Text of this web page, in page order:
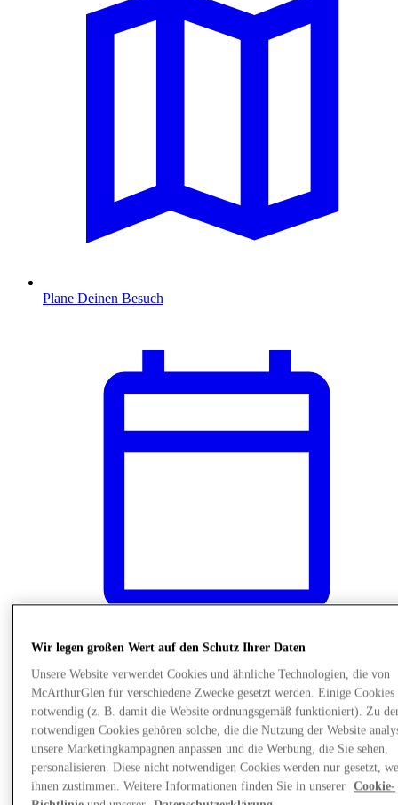
Plane Deinen Besuch
News
Wir legen großen Wert auf den Schutz Ihrer Daten
Unsere Website verwendet Cookies und ähnliche Technologien, die von
McArthurGlen für verschiedene Zwecke gesetzt werden. Einige Cookies
notwendig (z. B. damit die Website ordnungsgemäß funktioniert). Zu
notwendigen Cookies gehören solche, die die Nutzung der Website
unsere Marketingkampagnen anpassen und die Werbung, die Sie sehen,
personalisieren. Diese nicht notwendigen Cookies werden nur gesetzt,
ihnen zustimmen. Weitere Informationen finden Sie in unserer
Cookie-